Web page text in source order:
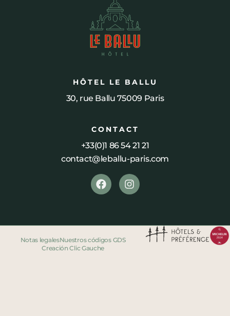
HÔTEL LE BALLU
30, rue Ballu 75009 Paris
CONTACT
+33(0)1 86 54 21 21
contact@leballu-paris.com
Notas legalesNuestros códigos GDS
Creación Clic Gauche